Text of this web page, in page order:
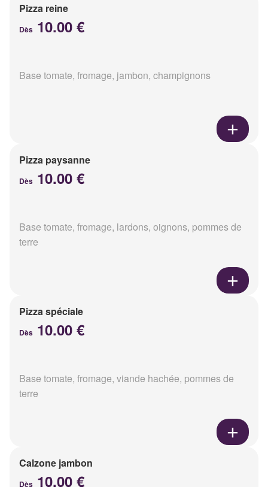
Pizza reine
Dès 10.00 €
Base tomate, fromage, jambon, champignons
Pizza paysanne
Dès 10.00 €
Base tomate, fromage, lardons, oignons, pommes de
terre
Pizza spéciale
Dès 10.00 €
Base tomate, fromage, viande hachée, pommes de
terre
Calzone jambon
Dès 10.00 €